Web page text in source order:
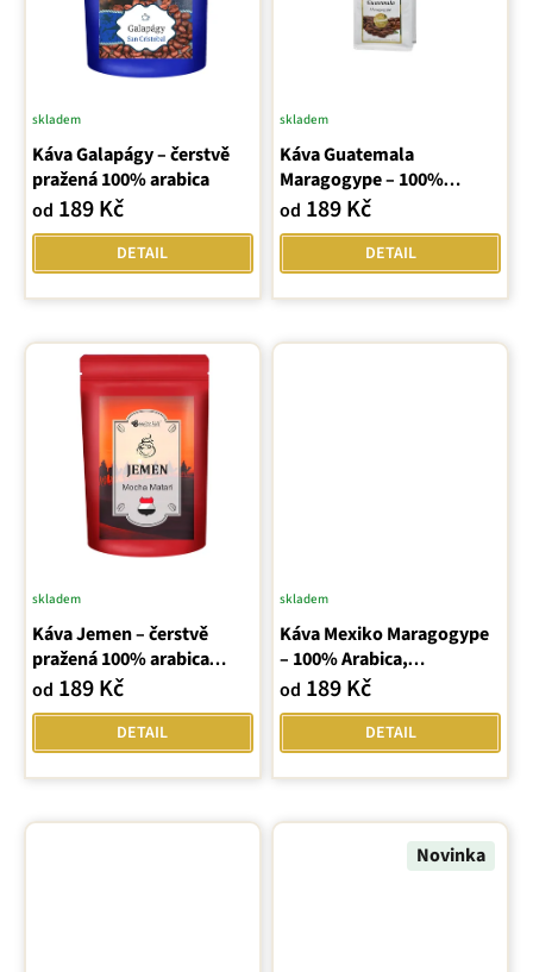
u
ů
Káva Galapágy – čerstvě
pražená 100% arabica
skladem
od 189 Kč
DETAIL
Káva Guatemala
Maragogype – 100%
Arabica
skladem
od 189 Kč
DETAIL
Káva Jemen – čerstvě
pražená 100% arabica
Mocha
skladem
od 189 Kč
DETAIL
Káva Mexiko Maragogype
– 100% Arabica,
čokoládové tóny
skladem
od 189 Kč
DETAIL
Novinka